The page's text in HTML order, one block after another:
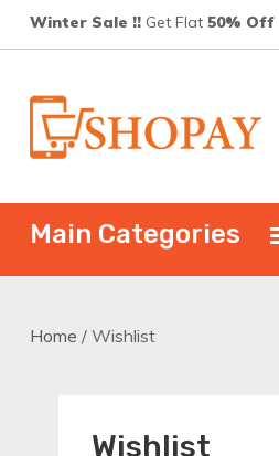
Skip
to
Winter Sale !! Get Flat 50% Off
Main Categories
Home / Wishlist
Wishlist